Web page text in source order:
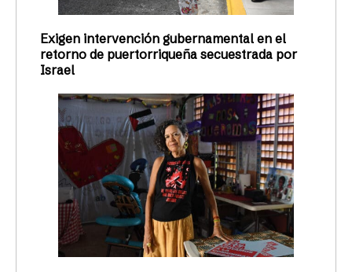
Exigen intervención gubernamental en el
retorno de puertorriqueña secuestrada por
Israel